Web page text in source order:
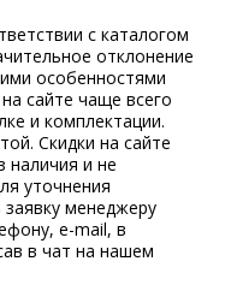
с каталогом
отклонение
особенностями
сайте чаще всего
и комплектации.
Скидки на сайте
наличия и не
уточнения
менеджеру
e-mail, в
в чат на нашем